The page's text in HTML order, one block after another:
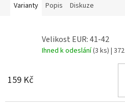
Varianty Popis Diskuze
Velikost EUR: 41-42
Ihned k odeslání(3 ks) | 372
159 Kč